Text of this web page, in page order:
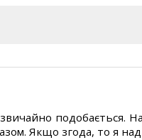
подобається.
Якщо згода, то я